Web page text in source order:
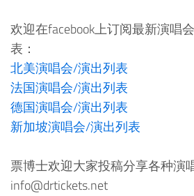
欢迎在facebook上订阅最新演唱
表：
北美演唱会/演出列表
法国演唱会/演出列表
德国演唱会/演出列表
新加坡演唱会/演出列表
票博士欢迎大家投稿分享各种演
info@drtickets.net